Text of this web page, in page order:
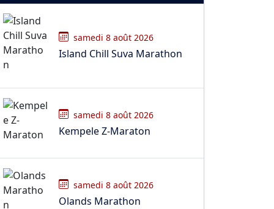
samedi 8 août 2026
Island Chill Suva Marathon
samedi 8 août 2026
Kempele Z-Maraton
samedi 8 août 2026
Olands Marathon